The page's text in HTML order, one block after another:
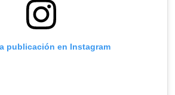
publicación en Instagram